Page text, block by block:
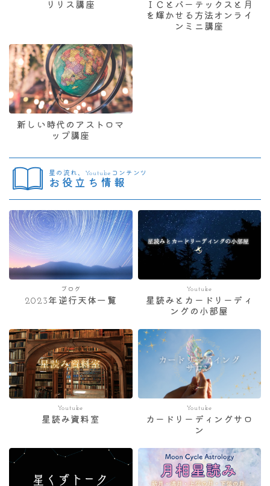
リリス講座
ＩＣとバーテックスと月
を輝かせる方法オンライ
ンミニ講座
新しい時代のアストロマ
ップ講座
星の流れ、Youtubeコンテンツ
お役立ち情報
ブログ
2023年逆行天体一覧
Youtube
星読みとカードリーディ
ングの小部屋
Youtube
星読み資料室
Youtube
カードリーディングサロ
ン